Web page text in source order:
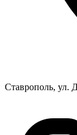
Ставрополь, ул.